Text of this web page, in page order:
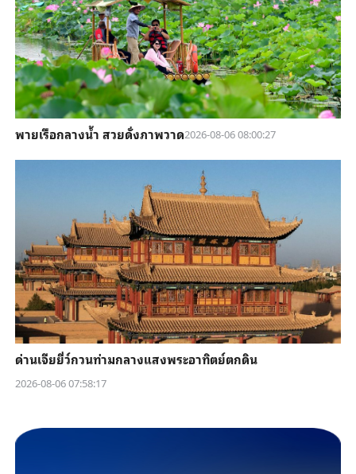
พายเรือกลางน้ำ สวยดั่งภาพวาด2026-08-06 08:00:27
ด่านเจียยี่ว์กวนท่ามกลางแสงพระอาทิตย์ตกดิน
2026-08-06 07:58:17